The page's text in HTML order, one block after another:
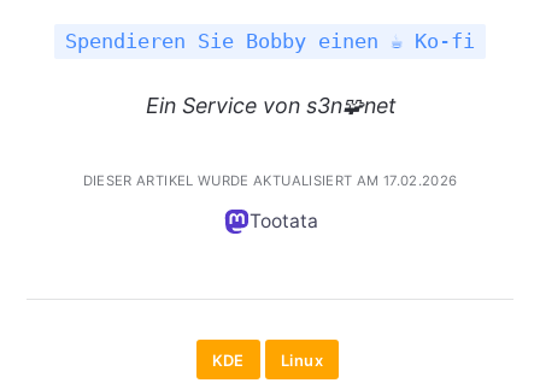
Spendieren Sie Bobby einen ☕ Ko-fi
Ein Servicevon s3n🧩net
DIESER ARTIKEL WURDE AKTUALISIERT AM 17.02.2026
Tootata
KDE Linux